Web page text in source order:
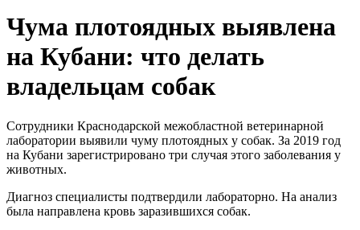
Чума плотоядных выявлена
на Кубани: что делать
владельцам собак
Сотрудники Краснодарской межобластной ветеринарной
лаборатории выявили чуму плотоядных у собак. За 2019 год
на Кубани зарегистрировано три случая этого заболевания у
животных.
Диагноз специалисты подтвердили лабораторно. На анализ
была направлена кровь заразившихся собак.